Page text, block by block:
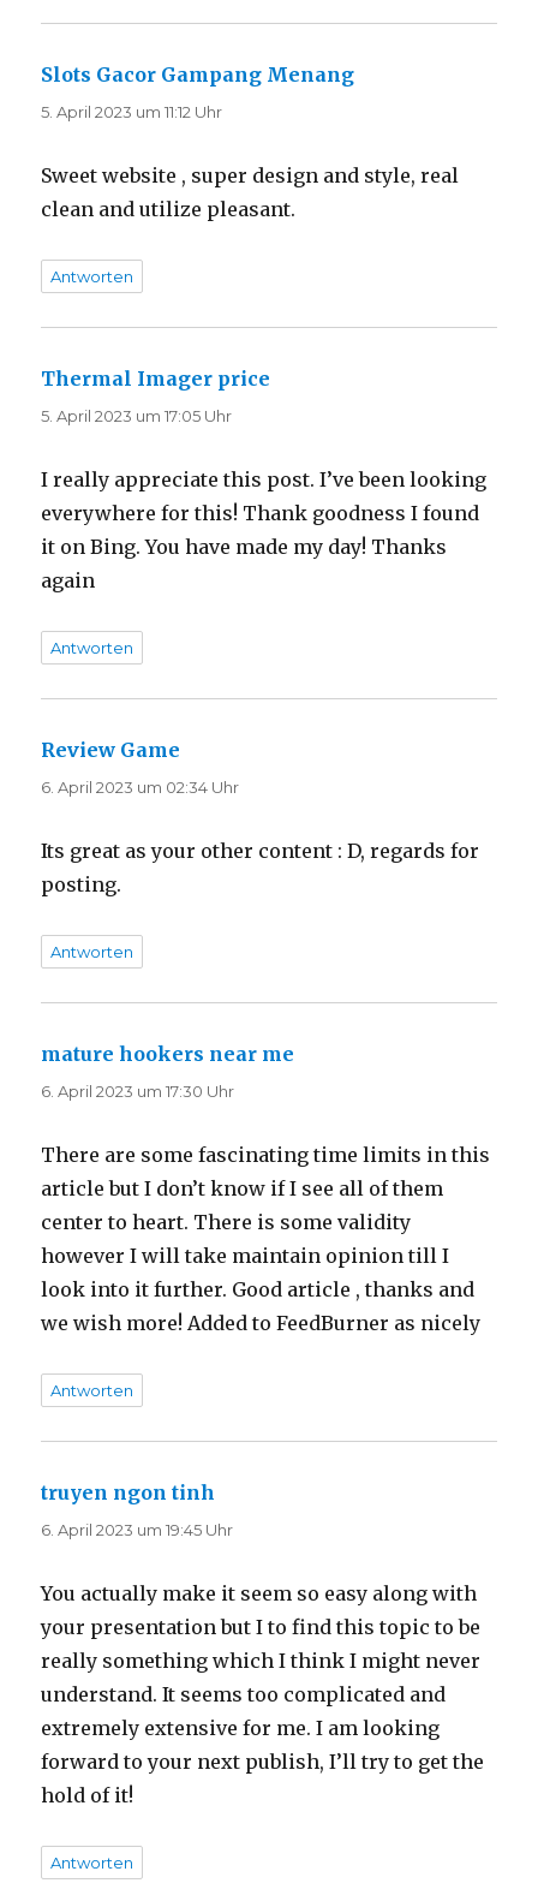
Slots Gacor Gampang Menang
5. April 2023 um 11:12 Uhr
Sweet website , super design and style, real
clean and utilize pleasant.
Antworten
Thermal Imager price
5. April 2023 um 17:05 Uhr
I really appreciate this post. I’ve been looking
everywhere for this! Thank goodness I found
it on Bing. You have made my day! Thanks
again
Antworten
Review Game
6. April 2023 um 02:34 Uhr
Its great as your other content : D, regards for
posting.
Antworten
mature hookers near me
6. April 2023 um 17:30 Uhr
There are some fascinating time limits in this
article but I don’t know if I see all of them
center to heart. There is some validity
however I will take maintain opinion till I
look into it further. Good article , thanks and
we wish more! Added to FeedBurner as nicely
Antworten
truyen ngon tinh
6. April 2023 um 19:45 Uhr
You actually make it seem so easy along with
your presentation but I to find this topic to be
really something which I think I might never
understand. It seems too complicated and
extremely extensive for me. I am looking
forward to your next publish, I’ll try to get the
hold of it!
Antworten